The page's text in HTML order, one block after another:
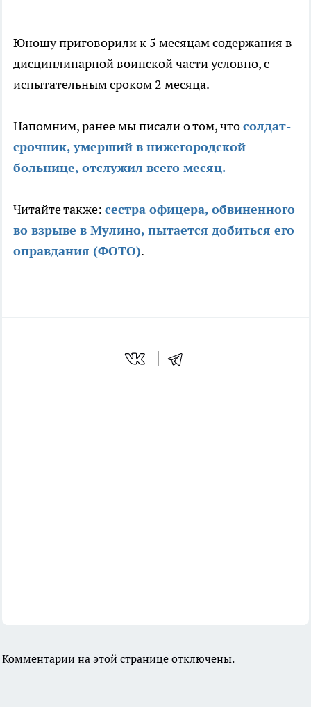
Юношу приговорили к 5 месяцам содержания в
дисциплинарной воинской части условно, с
испытательным сроком 2 месяца.
Напомним, ранее мы писали о том, чтосолдат-
срочник, умерший в нижегородской
больнице, отслужил всего месяц.
Читайте также: сестра офицера, обвиненного
во взрыве в Мулино, пытается добиться его
оправдания (ФОТО).
Комментарии на этой странице отключены.